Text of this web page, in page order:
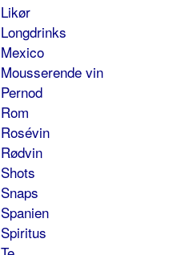
Likør
Longdrinks
Mexico
Mousserende vin
Pernod
Rom
Rosévin
Rødvin
Shots
Snaps
Spanien
Spiritus